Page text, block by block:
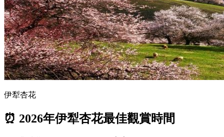
伊犁杏花
⏰ 2026年伊犁杏花最佳觀賞時間